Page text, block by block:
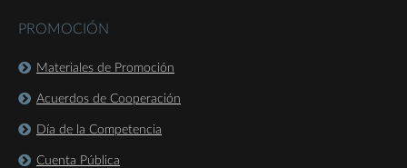
PROMOCIÓN
Materiales de Promoción
Acuerdos de Cooperación
Día de la Competencia
Cuenta Pública